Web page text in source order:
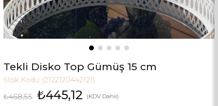
Tekli Disko Top Gümüş 15 cm
Stok Kodu: (2122120442121)
₺468,55 ₺445,12 (KDV Dahil)